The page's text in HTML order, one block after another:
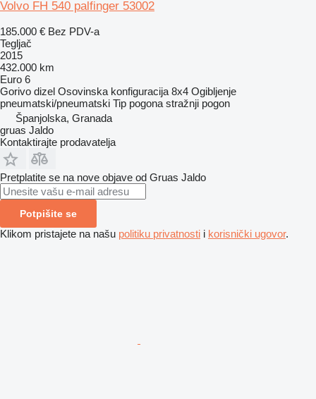
Volvo FH 540 palfinger 53002
185.000 € Bez PDV-a
Tegljač
2015
432.000 km
Euro 6
Gorivo dizel Osovinska konfiguracija 8x4 Ogibljenje
pneumatski/pneumatski Tip pogona stražnji pogon
Španjolska, Granada
gruas Jaldo
Kontaktirajte prodavatelja
Pretplatite se na nove objave od Gruas Jaldo
Potpišite se
Klikom pristajete na našu politiku privatnosti i korisnički ugovor.